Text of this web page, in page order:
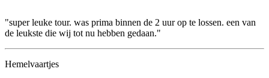
"super leuke tour. was prima binnen de 2 uur op te lossen. een van
de leukste die wij tot nu hebben gedaan."
Hemelvaartjes